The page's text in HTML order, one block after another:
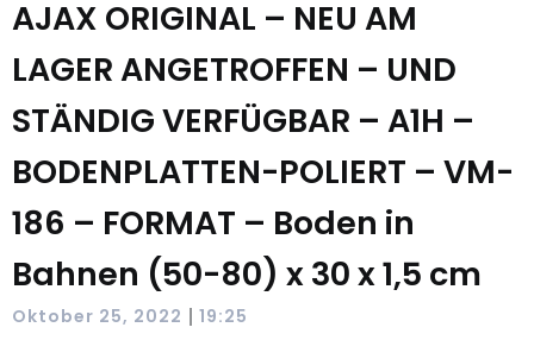
AJAX ORIGINAL – NEU AM
LAGER ANGETROFFEN – UND
STÄNDIG VERFÜGBAR – A1H –
BODENPLATTEN-POLIERT – VM-
186 – FORMAT – Boden in
Bahnen (50-80) x 30 x 1,5 cm
Oktober 25, 2022 | 19:25